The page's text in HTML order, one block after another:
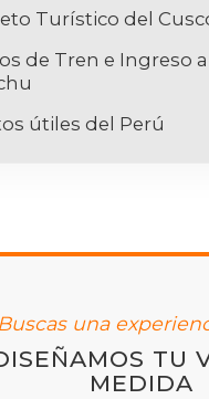
Turístico del
de Tren e Ingreso
útiles del Perú
una
TU
MEDIDA